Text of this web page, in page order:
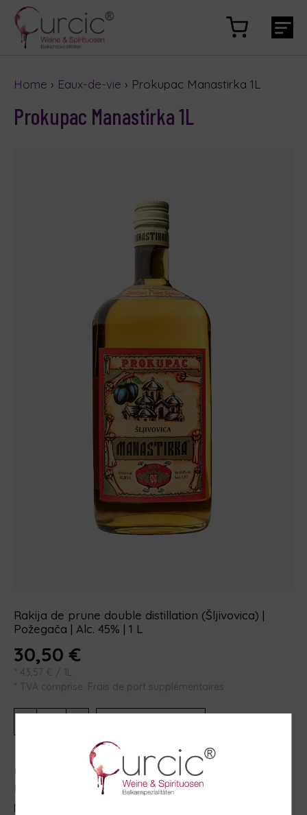
Home › Eaux-de-vie › Prokupac Manastirka 1L
Prokupac Manastirka 1L
Rakija de prune double distillation (Šljivovica) |
Požegača | Alc. 45% | 1 L
30,50€
* 43,57 € / 1L
* TVA comprise. Frais de port supplémentaires
Un classique culte parmi les rakijas serbes.
Manastirka est élaborée à partir des meilleures
prunes Požegača, selon une recette monastique